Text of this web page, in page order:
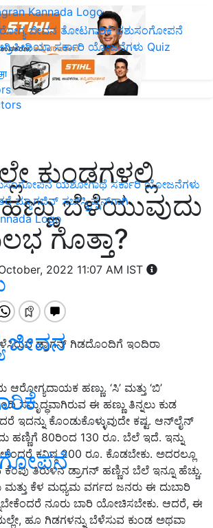
ಜೀವನ ತೋಟಗಾರಿಕೆಪಶುಸಂಗೋಪನೆ
ಸರ್ಕಾರಿ ಯೋಜನೆಗಳು Quiz
ಯಶೋಗಾಥೆ ಸರ್ಕಾರಿ ಯೋಜನೆಗಳು
ಮ್ಯಾಗಜಿನ್‌ ಸಬ್‌ಸ್ಕ್ರಿಪ್ಷನ್‌ಗಾಗಿ
ಜೀವನ
ಕುಂಡಗಳಲ್ಲಿ
ಬೆಳೆಯುವುದು
ಗೊತ್ತಾ?
2022 11:07 AM IST
ಡ್ರಾಗನ್ ಗಿಡದೊಂದಿಗೆ ಇಂದಿರಾ
ಆರೋಗ್ಯದಾಯಕ ಹಣ್ಣು. ‘ಸಿ’ ಮತ್ತು ‘ಬಿ’
ಸಮೃದ್ಧವಾಗಿರುವ ಈ ಹಣ್ಣು ತಿನ್ನಲು ಕುಡ
ಇದನ್ನು ಕೊಂಡುಕೊಳ್ಳುವುದೇ ಕಷ್ಟ. ಆನ್‌ಲೈನ್
ಹಣ್ಣಿಗೆ 80ರಿಂದ 130 ರೂ. ಬೆಲೆ ಇದೆ. ಇನ್ನು
ಕನಿಷ್ಠ 200 ರೂ. ಕೊಡಬೇಕು. ಅದರಲ್ಲೂ
ತಿರುಳಿನ ಡ್ರಾಗನ್ ಹಣ್ಣಿನ ಬೆಲೆ ಇನ್ನೂ ಹೆಚ್ಚು.
ಮತ್ತು ಕೆಳ ಮಧ್ಯಮ ವರ್ಗದ ಜನರು ಈ ದುಬಾರಿ
ನೂರು ಬಾರಿ ಯೋಚಿಸಬೇಕು. ಆದರೆ, ಈ
ಹೂ ಗಿಡಗಳನ್ನು ಬೆಳೆಸುವ ಕುಂಡ ಅಥವಾ